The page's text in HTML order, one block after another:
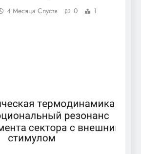
4 Месяца Спустя 0
1